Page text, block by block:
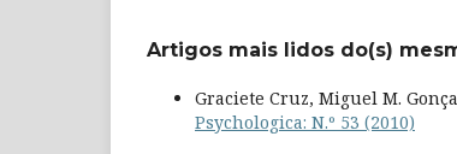
Artigos mais lidos do(s)
Graciete Cruz, Miguel M.
Psychologica: N.º 53 (2010)